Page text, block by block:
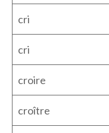
cri
cri
croire
croître